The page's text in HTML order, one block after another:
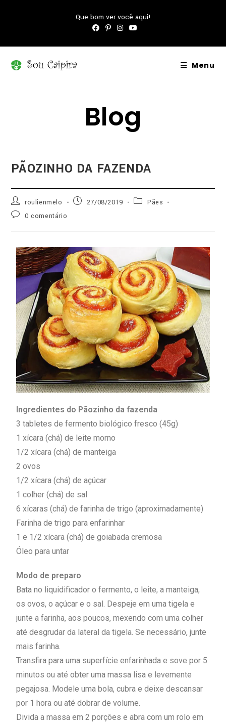
Que bom ver você aqui!
Menu
Blog
PÃOZINHO DA FAZENDA
roulienmelo 27/08/2019
Pães
0 comentário
Ingredientes do Pãozinho da fazenda
3 tabletes de fermento biológico fresco (45g)
1 xícara (chá) de leite morno
1/2 xícara (chá) de manteiga
2 ovos
1/2 xícara (chá) de açúcar
1 colher (chá) de sal
6 xícaras (chá) de farinha de trigo (aproximadamente)
Farinha de trigo para enfarinhar
1 e 1/2 xícara (chá) de goiabada cremosa
Óleo para untar
Modo de preparo
Bata no liquidificador o fermento, o leite, a manteiga,
os ovos, o açúcar e o sal. Despeje em uma tigela e
junte a farinha, aos poucos, mexendo com uma colher
até desgrudar da lateral da tigela. Se necessário, junte
mais farinha.
Transfira para uma superfície enfarinhada e sove por 5
minutos ou até obter uma massa lisa e levemente
pegajosa. Modele uma bola, cubra e deixe descansar
por 1 hora ou até dobrar de volume.
Divida a massa em 2 porções e abra com um rolo em